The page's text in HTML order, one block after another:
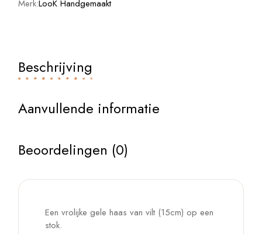
Merk:LooK Handgemaakt
Beschrijving
Aanvullende informatie
Beoordelingen (0)
Een vrolijke gele haas van vilt (15cm) op een
stok.